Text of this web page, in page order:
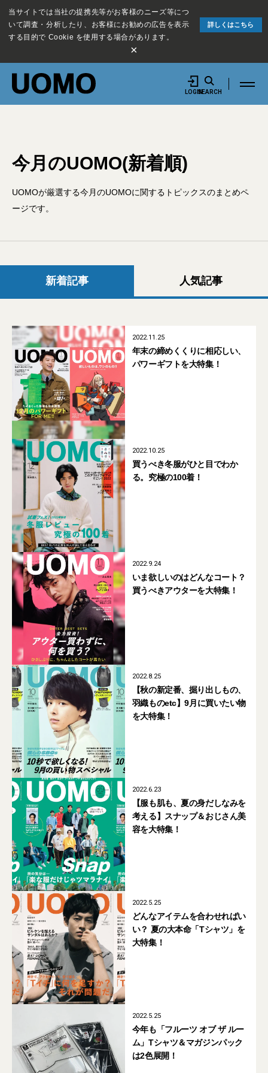
当サイトでは当社の提携先等がお客様のニーズ等につ
いて調査・分析したり、お客様にお勧めの広告を表示
する目的で Cookie を使用する場合があります。
詳しくはこちら
×
LOGINSEARCH
今月のUOMO(新着順)
UOMOが厳選する今月のUOMOに関するトピックスのまとめペ
ージです。
新着記事 人気記事
2022.11.25
年末の締めくくりに相応しい、
パワーギフトを大特集！
2022.10.25
買うべき冬服がひと目でわか
る。究極の100着！
2022.9.24
いま欲しいのはどんなコート？
買うべきアウターを大特集！
2022.8.25
【秋の新定番、掘り出しもの、
羽織ものetc】9月に買いたい物
を大特集！
2022.6.23
【服も肌も、夏の身だしなみを
考える】スナップ＆おじさん美
容を大特集！
2022.5.25
どんなアイテムを合わせればい
い？ 夏の大本命「Tシャツ」を
大特集！
2022.5.25
今年も「フルーツ オブ ザ ルー
ム」Tシャツ＆マガジンパック
は2色展開！